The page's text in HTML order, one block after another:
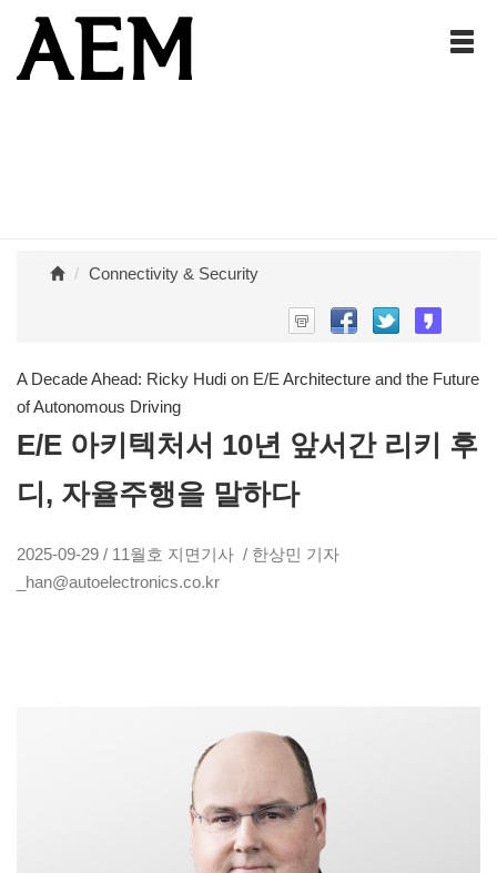
Connectivity & Security
A Decade Ahead: Ricky Hudi on E/E Architecture and the Future
of Autonomous Driving
E/E 아키텍처서 10년 앞서간 리키 후
디, 자율주행을 말하다
2025-09-29 / 11월호 지면기사 / 한상민 기자
_han@autoelectronics.co.kr